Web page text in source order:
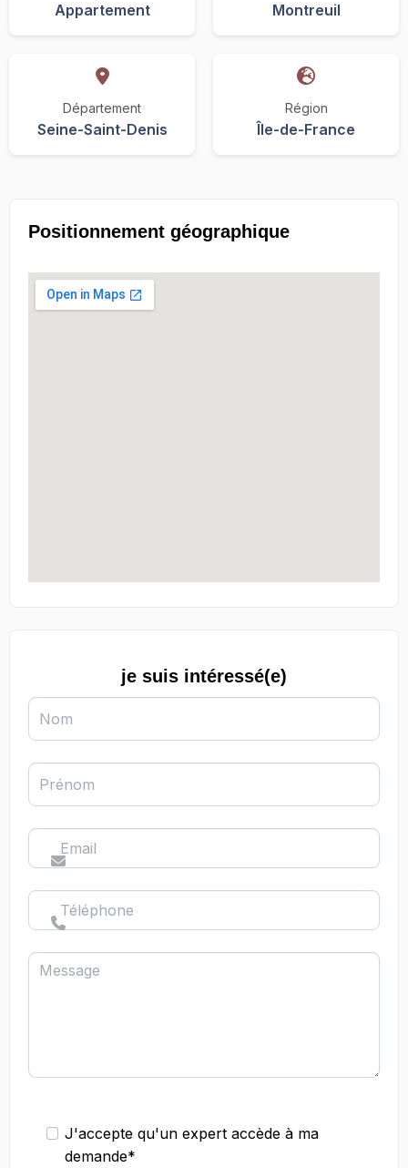
Appartement Montreuil
Département
Seine-Saint-Denis
Région
Île-de-France
Positionnement géographique
je suis intéressé(e)
Nom
Prénom
Email
Téléphone
Message
J'accepte qu'un expert accède à ma
demande*